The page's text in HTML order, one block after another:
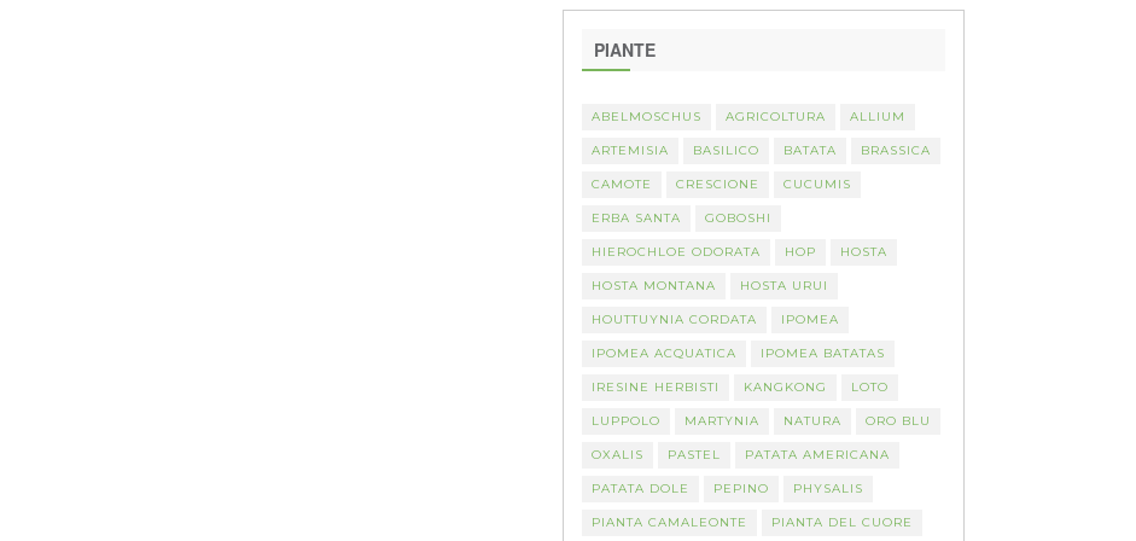
PIANTE
ABELMOSCHUS AGRICOLTURA ALLIUM
ARTEMISIA BASILICO BATATA BRASSICA
CAMOTE CRESCIONE CUCUMIS
ERBA SANTA GOBOSHI
HIEROCHLOE ODORATA HOP HOSTA
HOSTA MONTANA HOSTA URUI
HOUTTUYNIA CORDATA IPOMEA
IPOMEA ACQUATICA IPOMEA BATATAS
IRESINE HERBISTI KANGKONG LOTO
LUPPOLO MARTYNIA NATURA ORO BLU
OXALIS PASTEL PATATA AMERICANA
PATATA DOLE PEPINO PHYSALIS
PIANTA CAMALEONTE PIANTA DEL CUORE